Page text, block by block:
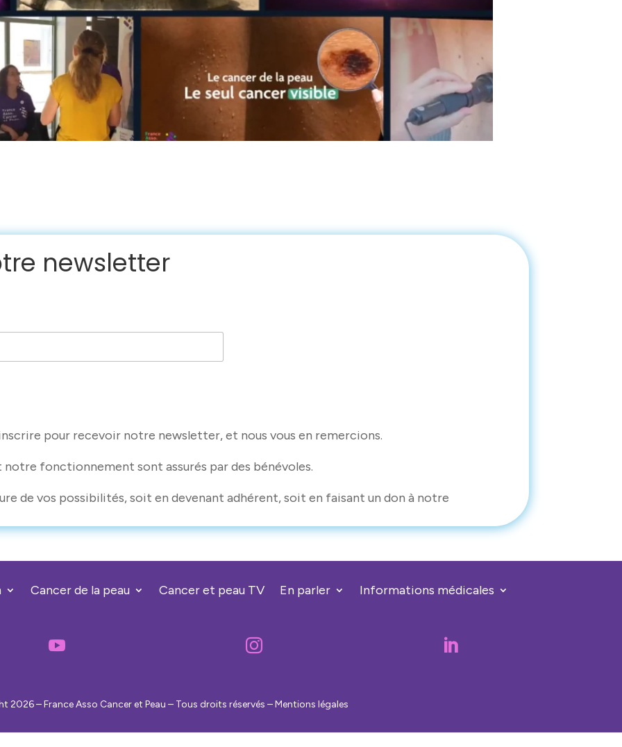
newsletter
pour recevoir notre newsletter, et nous vous en remercions.
fonctionnement sont assurés par des bénévoles.
de vos possibilités, soit en devenant adhérent, soit en faisant un don à notre
Cancer de la peau Cancer et peau TV En parler Informations médicales
  
2026 – France Asso Cancer et Peau – Tous droits réservés – Mentions légales